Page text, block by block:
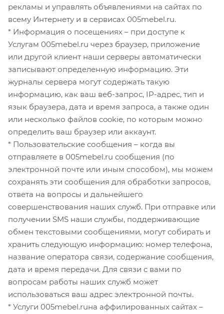
рекламы и управлять объявлениями на сайтах по
всему Интернету и в сервисах 005mebel.ru.
* Информация о посещениях – при доступе к
Услугам 005mebel.ru через браузер, приложение
или другой клиент наши серверы автоматически
записывают определенную информацию. Эти
журналы сервера могут содержать такую
информацию, как ваш веб-запрос, IP-адрес, тип и
язык браузера, дата и время запроса, а также один
или несколько файлов cookie, по которым можно
определить ваш браузер или аккаунт.
* Пользовательские сообщения – когда вы
отправляете в 005mebel.ru сообщения (по
электронной почте или иным способом), мы можем
сохранять эти сообщения для обработки запросов,
ответа на вопросы и дальнейшего
совершенствования наших служб. При отправке или
получении SMS наши службы, поддерживающие
обмен текстовыми сообщениями, могут собирать и
хранить следующую информацию: номер телефона,
название оператора связи, содержание сообщения,
дата и время передачи. Для связи с вами по
вопросам работы наших служб может
использоваться ваш адрес электронной почты.
* Услуги 005mebel.ruна аффилированных сайтах –